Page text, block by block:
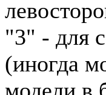
"3" - для
(иногда